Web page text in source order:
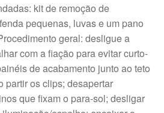
kit de remoção de
pequenas, luvas e um pano
geral: desligue a
com a fiação para evitar curto-
de acabamento junto ao teto
partir os clips; desapertar
que fixam o para-sol; desligar